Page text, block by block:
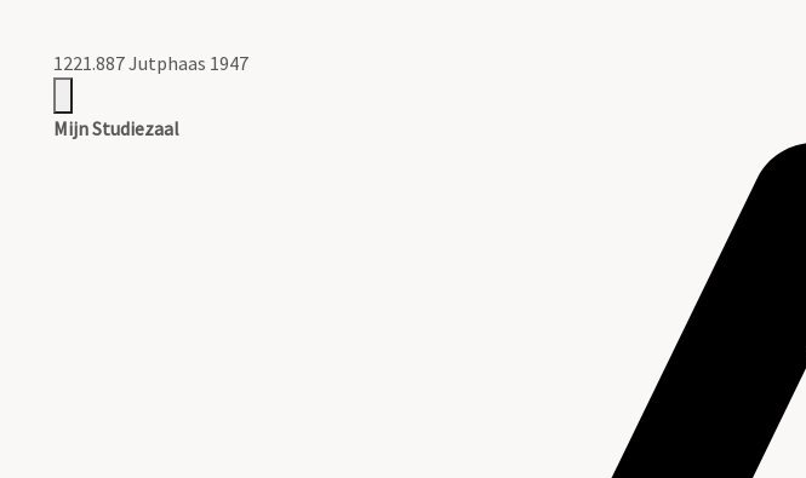
1221.887 Jutphaas 1947
Mijn Studiezaal